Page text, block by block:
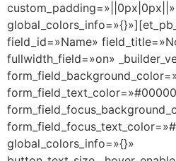
field_id=»Name»
fullwidth_field=»on»
global_colors_info=»{}»